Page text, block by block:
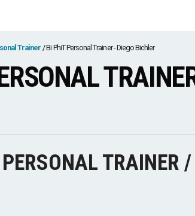
Trainer Bi PhiT Personal Trainer - Diego Bichler
TRAINER